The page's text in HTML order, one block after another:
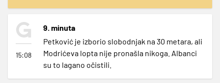
15:08
9. minuta
Petković je izborio slobodnjak na 30 metara, ali
Modrićeva lopta nije pronašla nikoga. Albanci
su to lagano očistili.